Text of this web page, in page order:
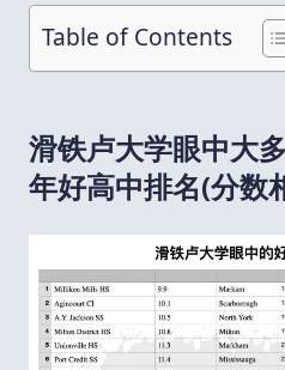
Table of Contents
滑铁卢大学眼中大
年好高中排名(分数